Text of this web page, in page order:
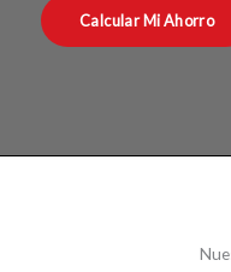
Calcular Mi Ahorro